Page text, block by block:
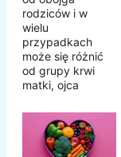
rodziców i w
wielu
przypadkach
może się różnić
od grupy krwi
matki, ojca